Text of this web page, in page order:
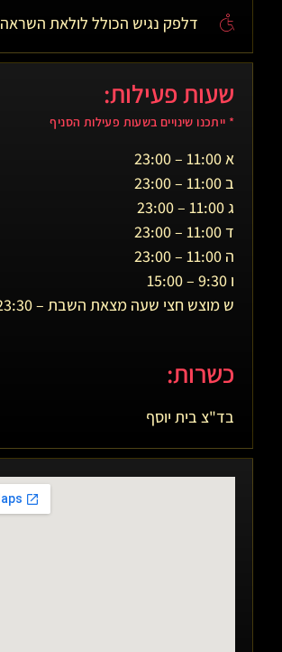
דלפק נגיש הכולל לולאת השראה
שעות פעילות:
* ייתכנו שינויים בשעות פעילות הסניף
א 11:00 – 23:00
ב 11:00 – 23:00
ג 11:00 – 23:00
ד 11:00 – 23:00
ה 11:00 – 23:00
ו 9:30 – 15:00
ש מוצש חצי שעה מצאת השבת – 23:30
כשרות:
בד"צ בית יוסף